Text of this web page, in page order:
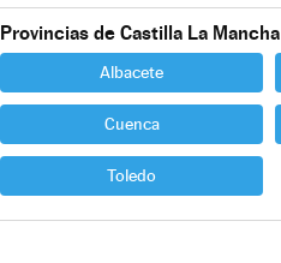
Provincias de Castilla La Mancha
Albacete
Cuenca
Toledo